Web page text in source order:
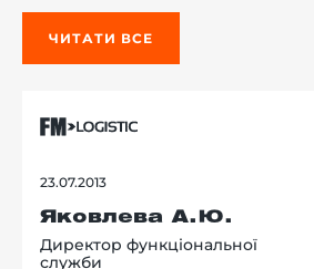
ЧИТАТИ ВСЕ
23.07.2013
Яковлева А.Ю.
Директор функціональної
служби